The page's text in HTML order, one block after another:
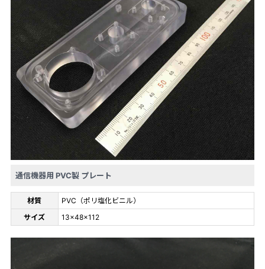
通信機器用 PVC製 プレート
材質
PVC（ポリ塩化ビニル）
サイズ
13×48×112